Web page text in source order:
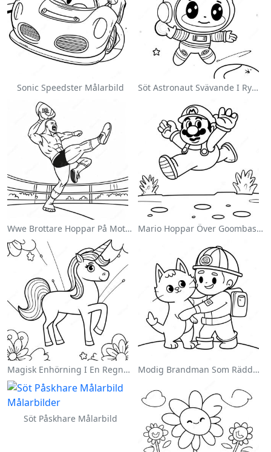
Sonic Speedster Målarbild Söt Astronaut Svävande I Rymden Målarbild
Wwe Brottare Hoppar På Motståndare Målarbild Mario Hoppar Över Goombas Målarbild
Magisk Enhörning I En Regnbåge Målarbild Modig Brandman Som Räddar En Katt Målarbild
Söt Påskhare Målarbild